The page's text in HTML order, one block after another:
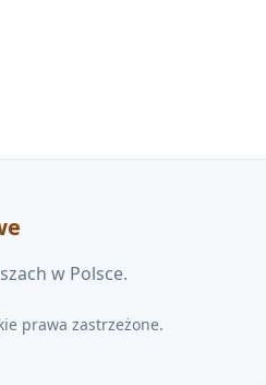
w Polsce.
prawa zastrzeżone.